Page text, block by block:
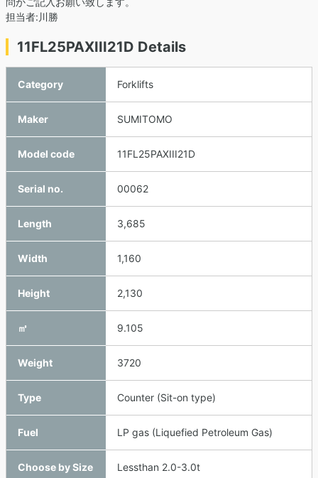
担当者:川勝
11FL25PAXIII21D Details
Category Forklifts
Maker SUMITOMO
Model code 11FL25PAXIII21D
Serial no. 00062
Length 3,685
Width 1,160
Height 2,130
㎥ 9.105
Weight 3720
Type Counter (Sit-on type)
Fuel LP gas (Liquefied Petroleum Gas)
Choose by Size Lessthan 2.0-3.0t